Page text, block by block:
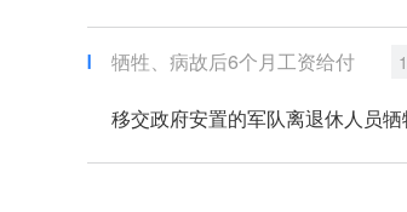
牺牲、病故后6个月工资给付
移交政府安置的军队离退休人员